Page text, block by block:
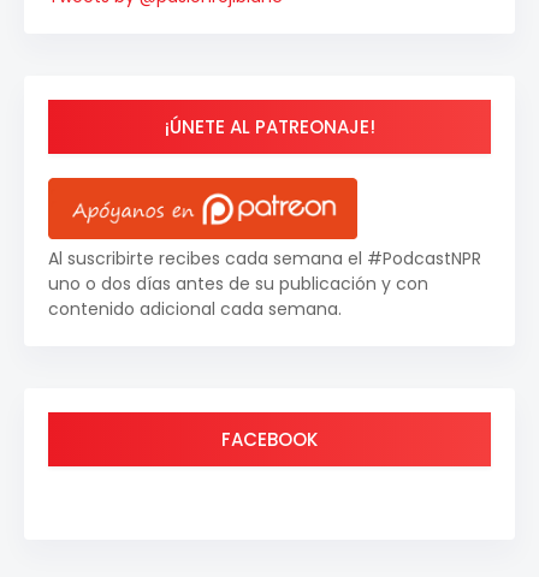
¡ÚNETE AL PATREONAJE!
Al suscribirte recibes cada semana el #PodcastNPR
uno o dos días antes de su publicación y con
contenido adicional cada semana.
FACEBOOK